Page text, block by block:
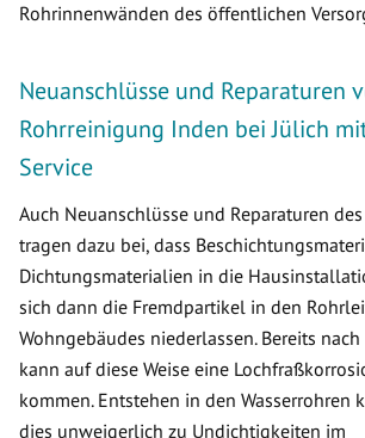
Rohrinnenwänden des öffentlichen
Neuanschlüsse und Reparaturen
Rohrreinigung Inden bei Jülich
Service
Auch Neuanschlüsse und Reparaturen
tragen dazu bei, dass
Dichtungsmaterialien in die
sich dann die Fremdpartikel in den
Wohngebäudes niederlassen. Bereits
kann auf diese Weise eine
kommen. Entstehen in den Wasserrohren
dies unweigerlich zu Undichtigkeiten im